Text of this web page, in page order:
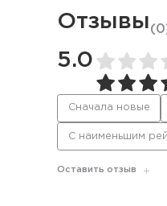
Отзывы (0
5.0
Сначала новые
С наименьшим
Оставить отзыв